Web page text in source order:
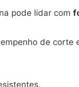
pode lidar com
de corte